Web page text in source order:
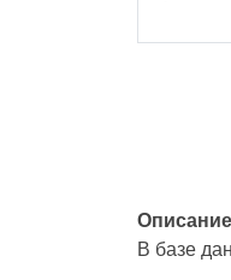
В базе